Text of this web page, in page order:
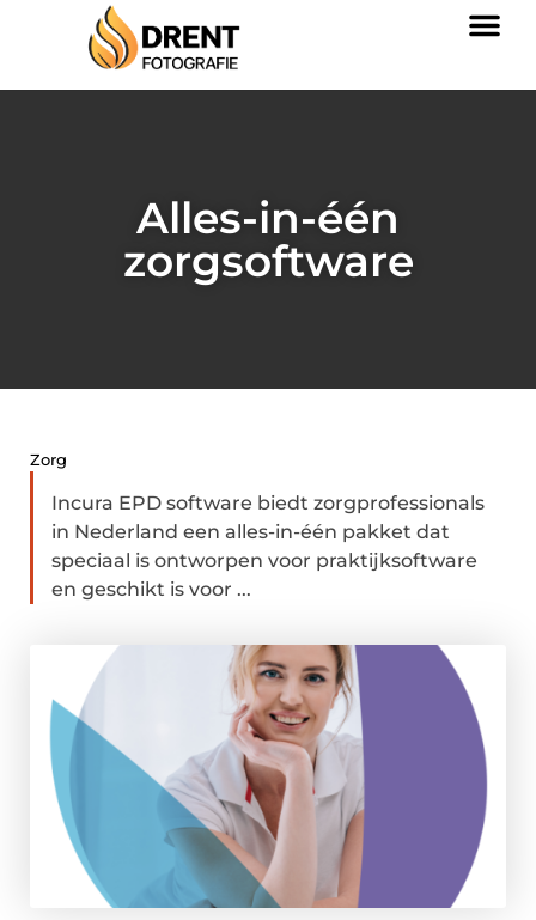
Alles-in-één
zorgsoftware
Zorg
Incura EPD software biedt zorgprofessionals
in Nederland een alles-in-één pakket dat
speciaal is ontworpen voor praktijksoftware
en geschikt is voor ...